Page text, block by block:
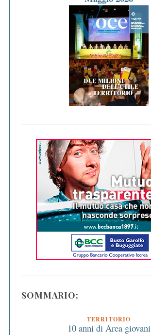
SOMMARIO:
TERRITORIO
10 anni di Area giovani